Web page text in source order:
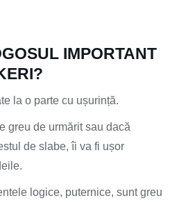
IMPORTANT
la o parte cu ușurință.
greu de urmărit sau dacă
de slabe, îi va fi ușor
logice, puternice, sunt greu